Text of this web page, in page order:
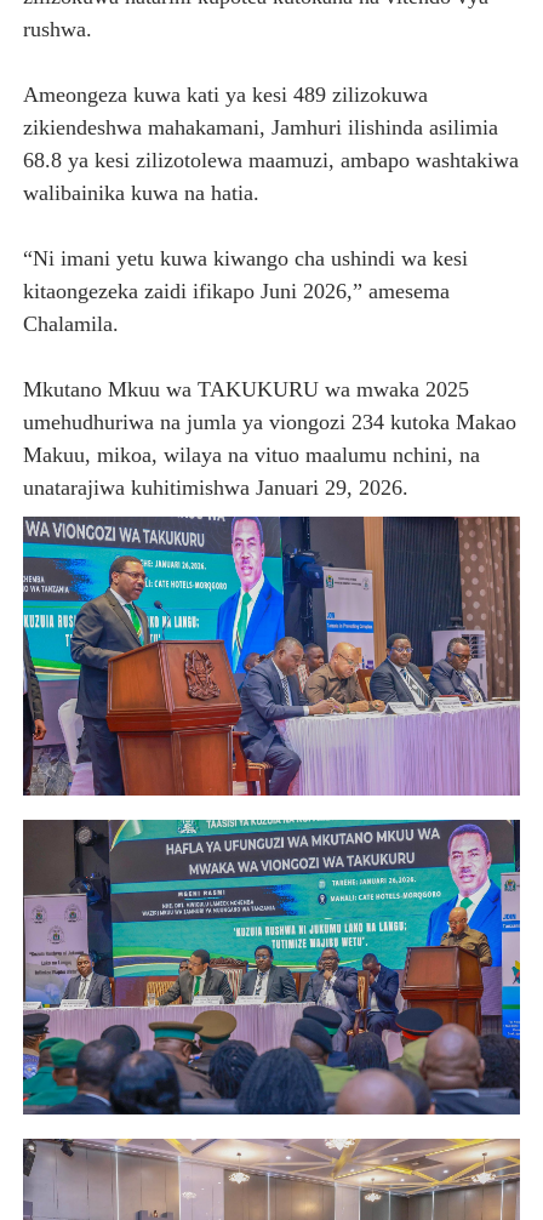
rushwa.
Ameongeza kuwa kati ya kesi 489 zilizokuwa
zikiendeshwa mahakamani, Jamhuri ilishinda asilimia
68.8 ya kesi zilizotolewa maamuzi, ambapo washtakiwa
walibainika kuwa na hatia.
“Ni imani yetu kuwa kiwango cha ushindi wa kesi
kitaongezeka zaidi ifikapo Juni 2026,” amesema
Chalamila.
Mkutano Mkuu wa TAKUKURU wa mwaka 2025
umehudhuriwa na jumla ya viongozi 234 kutoka Makao
Makuu, mikoa, wilaya na vituo maalumu nchini, na
unatarajiwa kuhitimishwa Januari 29, 2026.